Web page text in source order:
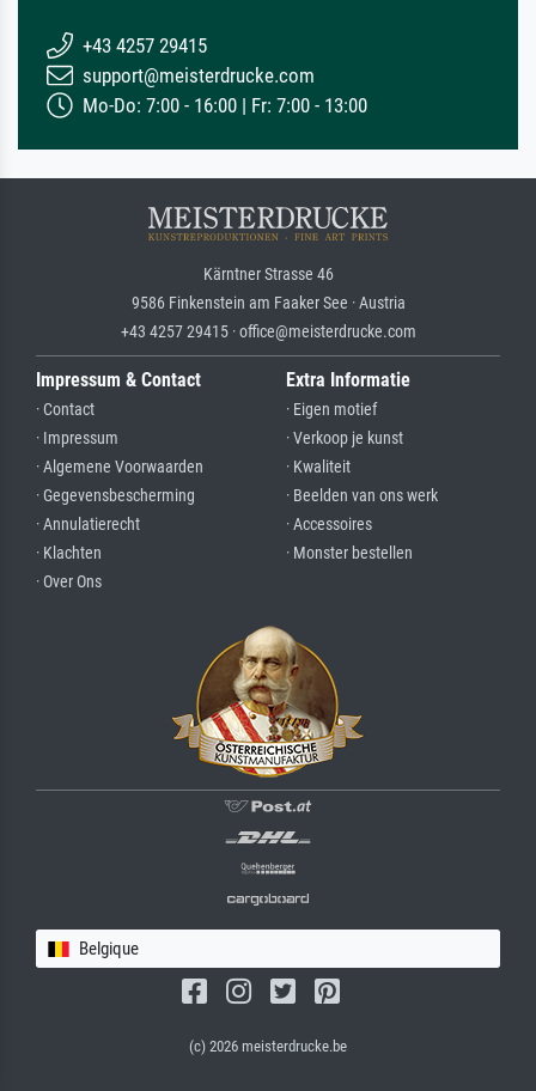
+43 4257 29415
support@meisterdrucke.com
Mo-Do: 7:00 - 16:00 | Fr: 7:00 - 13:00
Kärntner Strasse 46
9586 Finkenstein am Faaker See · Austria
+43 4257 29415 · office@meisterdrucke.com
Impressum & Contact
· Contact
· Impressum
· Algemene Voorwaarden
· Gegevensbescherming
· Annulatierecht
· Klachten
· Over Ons
Extra Informatie
· Eigen motief
· Verkoop je kunst
· Kwaliteit
· Beelden van ons werk
· Accessoires
· Monster bestellen
Belgique
(c) 2026 meisterdrucke.be